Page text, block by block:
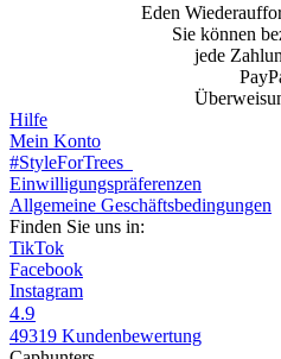
Eden
Sie können
jede
Hilfe
Mein Konto
#StyleForTrees
Einwilligungspräferenzen
Allgemeine Geschäftsbedingungen
Finden Sie uns in:
TikTok
Facebook
Instagram
4.9
49319 Kundenbewertung